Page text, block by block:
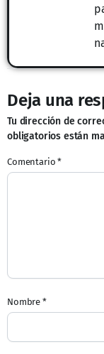
Deja una
Tu dirección de
obligatorios están
Comentario*
Nombre *